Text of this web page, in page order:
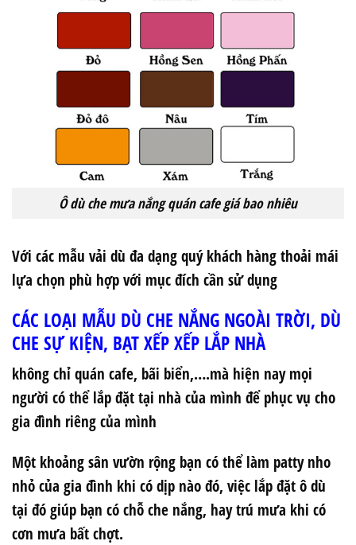
Ô dù che mưa nắng quán cafe giá bao nhiêu
Với các mẫu vải dù đa dạng quý khách hàng thoải mái
lựa chọn phù hợp với mục đích cần sử dụng
CÁC LOẠI MẪU DÙ CHE NẮNG NGOÀI TRỜI, DÙ
CHE SỰ KIỆN, BẠT XẾP XẾP LẮP NHÀ
không chỉ quán cafe, bãi biển,….mà hiện nay mọi
người có thể lắp đặt tại nhà của mình để phục vụ cho
gia đình riêng của mình
Một khoảng sân vườn rộng bạn có thể làm patty nho
nhỏ của gia đình khi có dịp nào đó, việc lắp đặt ô dù
tại đó giúp bạn có chỗ che nắng, hay trú mưa khi có
cơn mưa bất chợt.